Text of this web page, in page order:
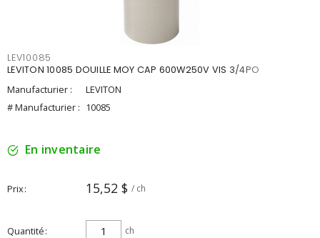
LEV10085
LEVITON 10085 DOUILLE MOY CAP 600W250V VIS 3/4PO
Manufacturier :
LEVITON
# Manufacturier : 10085
En inventaire
Prix 15,52 $ / ch
Quantité ch